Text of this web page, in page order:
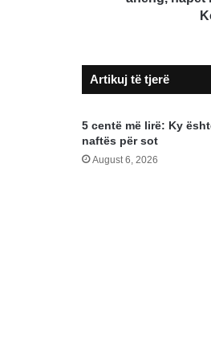
Komoran
Artikuj të tjerë
5 centë më lirë: Ky
naftës për sot
August 6, 2026